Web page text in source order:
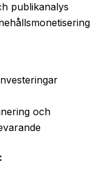
publikanalys
och